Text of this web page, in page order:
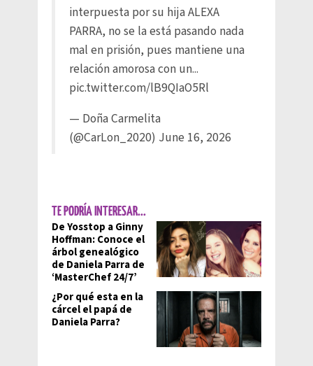
interpuesta por su hija ALEXA
PARRA, no se la está pasando nada
mal en prisión, pues mantiene una
relación amorosa con un...
pic.twitter.com/lB9QIaO5Rl
— Doña Carmelita
(@CarLon_2020) June 16, 2026
TE PODRÍA INTERESAR...
De Yosstop a Ginny
Hoffman: Conoce el
árbol genealógico
de Daniela Parra de
‘MasterChef 24/7’
¿Por qué esta en la
cárcel el papá de
Daniela Parra?